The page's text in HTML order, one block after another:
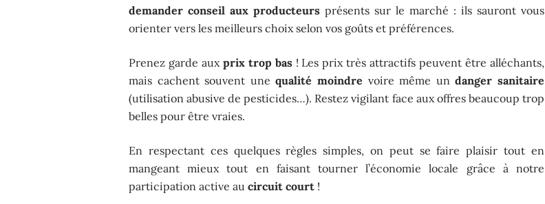
demander conseil aux producteurs présents sur le marché : ils sauront vous
orienter vers les meilleurs choix selon vos goûts et préférences.
Prenez garde aux prix trop bas! Les prix très attractifs peuvent être alléchants,
mais cachent souvent unequalité moindre voire même undanger sanitaire
(utilisation abusive de pesticides…). Restez vigilant face aux offres beaucoup trop
belles pour être vraies.
En respectant ces quelques règles simples, on peut se faire plaisir tout en
mangeant mieux tout en faisant tourner l’économie locale grâce à notre
participation active aucircuit court !